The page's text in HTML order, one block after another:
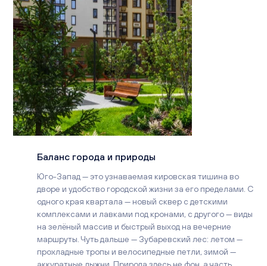
Баланс города и природы
Юго-Запад — это узнаваемая кировская тишина во
дворе и удобство городской жизни за его пределами. С
одного края квартала — новый сквер с детскими
комплексами и лавками под кронами, с другого — виды
на зелёный массив и быстрый выход на вечерние
маршруты. Чуть дальше — Зубаревский лес: летом —
прохладные тропы и велосипедные петли, зимой —